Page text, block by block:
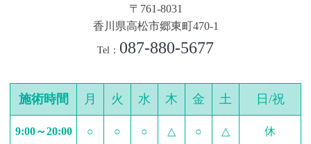
〒761-8031
香川県高松市郷東町470-1
Tel： 087-880-5677
施術時間 月 火 水 木 金 土 日/祝
9:00～20:00 ○ ○ ○ △ ○ △ 休